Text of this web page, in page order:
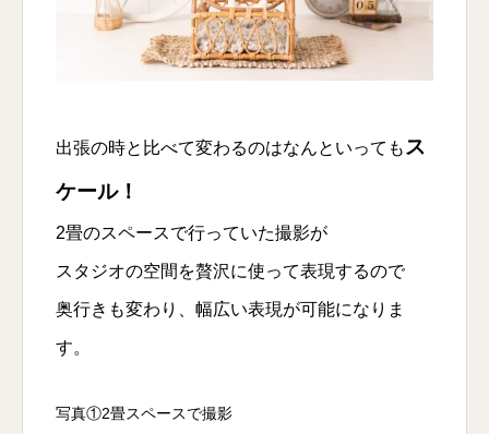
出張の時と比べて変わるのはなんといってもス
ケール！
2畳のスペースで行っていた撮影が
スタジオの空間を贅沢に使って表現するので
奥行きも変わり、幅広い表現が可能になりま
す。
写真①2畳スペースで撮影